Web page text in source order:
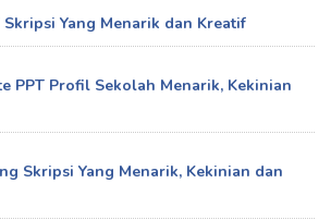
Skripsi Yang Menarik dan Kreatif
PPT Profil Sekolah Menarik, Kekinian
Skripsi Yang Menarik, Kekinian dan